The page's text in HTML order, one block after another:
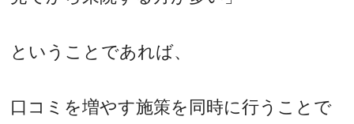
ということであれば、
口コミを増やす施策を同時に行うことで